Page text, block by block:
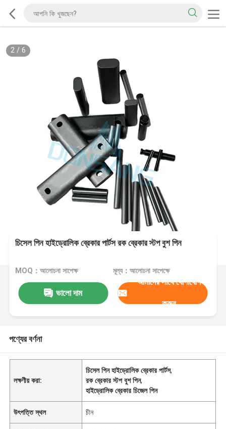
2/ 6
চিসেল পিন হাইড্রোলিক ব্রেকার পার্টস রক ব্রেকার স্টপ বুশ পিন
MOQ：আলোচনা সাপেক্ষ মূল্য：আলোচনা সাপেক্ষে
ভালো দাম
আমাদের সাথে যোগাযোগ
করুন
পণ্যের বর্ণনা
লক্ষণীয় করা:
চিসেল পিন হাইড্রোলিক ব্রেকার পার্টস,
রক ব্রেকার স্টপ বুশ পিন,
হাইড্রোলিক ব্রেকার চিজেল পিন
উৎপত্তি স্থল চীন